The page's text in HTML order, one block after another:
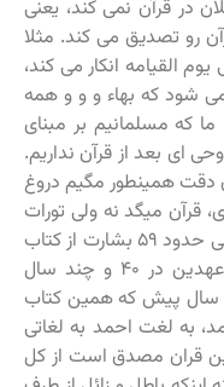
در قرآن نمی کند، یعنی
رو تصدیق می کند. مثلا
القیامه انکار می کند،
شود که بهاء و و و همه
که مسلمانیم بر مبنای
ای بعد از قرآن نداریم.
دقت همینطور مگیم دروغ
قرآن میگد نه ولی تورات
میگد بله، تورات می گوید بله انجیل، یعنی حدود ۵۹ بشارت از کتاب
های محرف آسمانی، در کتاب بشارت عهدین در ۴۰ و چند سال
پیش نوشتیم، منتها رسول اسلام در ۲۰ سال پیش که همین کتاب
محمد، به لغت احمد به لغاتی
قران مصدق است از کل